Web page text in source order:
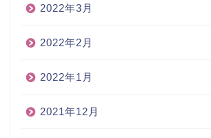
2022年3月
2022年2月
2022年1月
2021年12月